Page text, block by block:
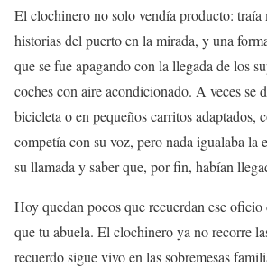
El clochinero no solo vendía producto: traía
historias del puerto en la mirada, y una
que se fue apagando con la llegada de los
coches con aire acondicionado. A veces se
bicicleta o en pequeños carritos adaptados,
competía con su voz, pero nada igualaba la
su llamada y saber que, por fin, habían
Hoy quedan pocos que recuerdan ese
que tu abuela. El clochinero ya no recorre
recuerdo sigue vivo en las sobremesas